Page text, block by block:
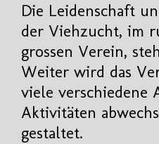
Die Leidenschaft
der Viehzucht, im
grossen Verein,
Weiter wird das
viele verschiedene
Aktivitäten
gestaltet.